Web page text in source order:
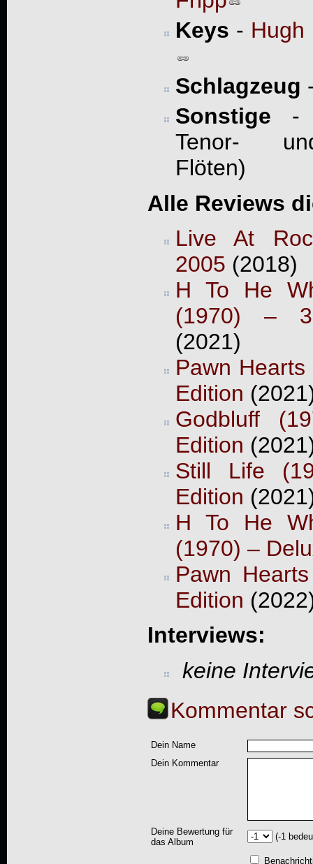
Keys - Hugh
Schlagzeug
Sonstige -
Tenor-
Flöten)
Alle Reviews
Live At
2005 (2018)
H To He
(1970) –
(2021)
Pawn
Edition
Godbluff
Edition
Still Life
Edition
H To He
(1970) –
Pawn
Edition
Interviews:
keine
Kommentar
Dein Name
Dein Kommentar
Deine Bewertung für
das Album
(-1